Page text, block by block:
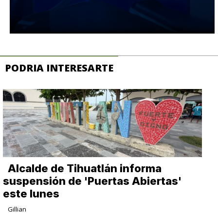
PODRIA INTERESARTE
Alcalde de Tihuatlán informa
suspensión de 'Puertas Abiertas'
este lunes
Gillian